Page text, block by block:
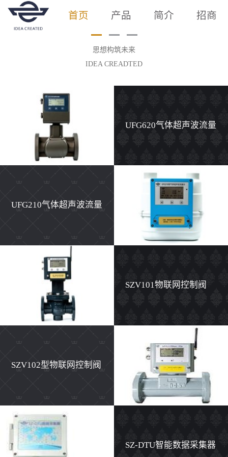
首页 产品 简介 招商
思想构筑未来
IDEA CREADTED
UFG620气体超声波流量
UFG210气体超声波流量
SZV101物联网控制阀
SZV102型物联网控制阀
SZ-DTU智能数据采集器